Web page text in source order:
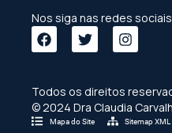
Nos siga nas redes sociais
Todos os direitos
© 2024 Dra Claudia
Mapa do Site Sitemap XML